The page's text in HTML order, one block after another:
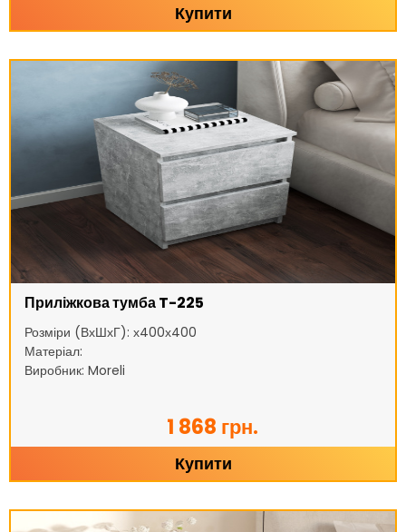
Купити
Приліжкова тумба T-225
Розміри (ВхШхГ): х400х400
Матеріал:
Виробник: Moreli
1 868 грн.
Купити